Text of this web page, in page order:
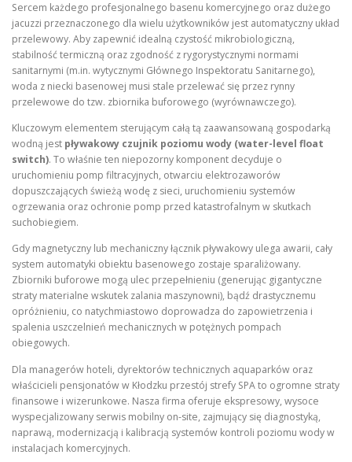
Sercem każdego profesjonalnego basenu komercyjnego oraz dużego
jacuzzi przeznaczonego dla wielu użytkowników jest automatyczny układ
przelewowy. Aby zapewnić idealną czystość mikrobiologiczną,
stabilność termiczną oraz zgodność z rygorystycznymi normami
sanitarnymi (m.in. wytycznymi Głównego Inspektoratu Sanitarnego),
woda z niecki basenowej musi stale przelewać się przez rynny
przelewowe do tzw. zbiornika buforowego (wyrównawczego).
Kluczowym elementem sterującym całą tą zaawansowaną gospodarką
wodną jest pływakowy czujnik poziomu wody (water-level float
switch). To właśnie ten niepozorny komponent decyduje o
uruchomieniu pomp filtracyjnych, otwarciu elektrozaworów
dopuszczających świeżą wodę z sieci, uruchomieniu systemów
ogrzewania oraz ochronie pomp przed katastrofalnym w skutkach
suchobiegiem.
Gdy magnetyczny lub mechaniczny łącznik pływakowy ulega awarii, cały
system automatyki obiektu basenowego zostaje sparaliżowany.
Zbiorniki buforowe mogą ulec przepełnieniu (generując gigantyczne
straty materialne wskutek zalania maszynowni), bądź drastycznemu
opróżnieniu, co natychmiastowo doprowadza do zapowietrzenia i
spalenia uszczelnień mechanicznych w potężnych pompach
obiegowych.
Dla managerów hoteli, dyrektorów technicznych aquaparków oraz
właścicieli pensjonatów w Kłodzku przestój strefy SPA to ogromne straty
finansowe i wizerunkowe. Nasza firma oferuje ekspresowy, wysoce
wyspecjalizowany serwis mobilny on-site, zajmujący się diagnostyką,
naprawą, modernizacją i kalibracją systemów kontroli poziomu wody w
instalacjach komercyjnych.